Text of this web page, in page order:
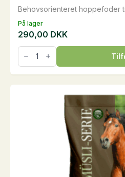
På lager
Behovsorienteret hoppefoder
290,00 DKK
NaturMüsli
Easy
Breeder,
15